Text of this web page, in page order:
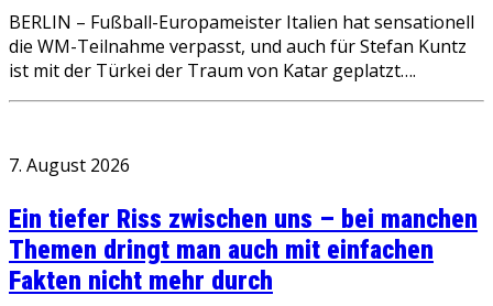
BERLIN – Fußball-Europameister Italien hat sensationell
die WM-Teilnahme verpasst, und auch für Stefan Kuntz
ist mit der Türkei der Traum von Katar geplatzt….
7. August 2026
Ein tiefer Riss zwischen uns – bei manchen
Themen dringt man auch mit einfachen
Fakten nicht mehr durch